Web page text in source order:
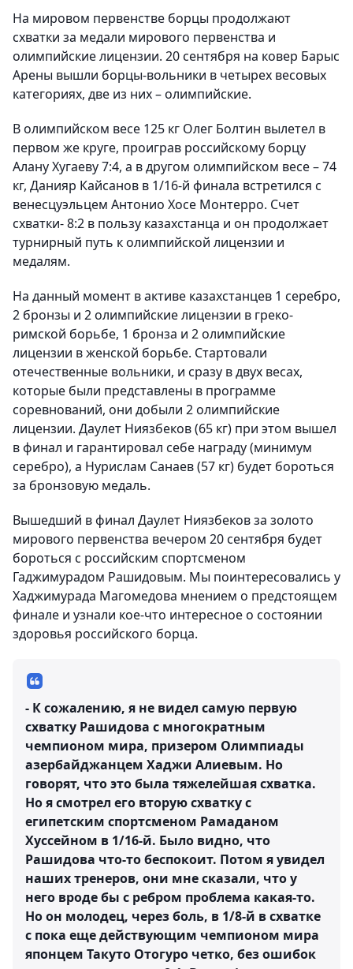
На мировом первенстве борцы продолжают
схватки за медали мирового первенства и
олимпийские лицензии. 20 сентября на ковер Барыс
Арены вышли борцы-вольники в четырех весовых
категориях, две из них – олимпийские.
В олимпийском весе 125 кг Олег Болтин вылетел в
первом же круге, проиграв российскому борцу
Алану Хугаеву 7:4, а в другом олимпийском весе – 74
кг, Данияр Кайсанов в 1/16-й финала встретился с
венесцуэльцем Антонио Хосе Монтерро. Счет
схватки- 8:2 в пользу казахстанца и он продолжает
турнирный путь к олимпийской лицензии и
медалям.
На данный момент в активе казахстанцев 1 серебро,
2 бронзы и 2 олимпийские лицензии в греко-
римской борьбе, 1 бронза и 2 олимпийские
лицензии в женской борьбе. Стартовали
отечественные вольники, и сразу в двух весах,
которые были представлены в программе
соревнований, они добыли 2 олимпийские
лицензии. Даулет Ниязбеков (65 кг) при этом вышел
в финал и гарантировал себе награду (минимум
серебро), а Нурислам Санаев (57 кг) будет бороться
за бронзовую медаль.
Вышедший в финал Даулет Ниязбеков за золото
мирового первенства вечером 20 сентября будет
бороться с российским спортсменом
Гаджимурадом Рашидовым. Мы поинтересовались у
Хаджимурада Магомедова мнением о предстоящем
финале и узнали кое-что интересное о состоянии
здоровья российского борца.
- К сожалению, я не видел самую первую
схватку Рашидова с многократным
чемпионом мира, призером Олимпиады
азербайджанцем Хаджи Алиевым. Но
говорят, что это была тяжелейшая схватка.
Но я смотрел его вторую схватку с
египетским спортсменом Рамаданом
Хуссейном в 1/16-й. Было видно, что
Рашидова что-то беспокоит. Потом я увидел
наших тренеров, они мне сказали, что у
него вроде бы с ребром проблема какая-то.
Но он молодец, через боль, в 1/8-й в схватке
с пока еще действующим чемпионом мира
японцем Такуто Отогуро четко, без ошибок